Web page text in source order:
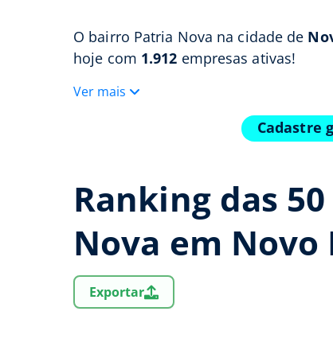
O bairro Patria Nova na cidade de
hoje com 1.912 empresas ativas!
Ver mais
Cadastre
Ranking das
Nova em Novo
Exportar